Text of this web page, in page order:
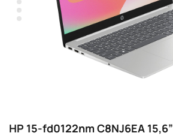
HP 15-fd0122nm C8NJ6EA 15,6”